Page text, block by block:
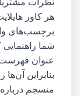
هر کاور
برچسب‌های
شما راهنمایی
عنوان
بنابراین
منسجم